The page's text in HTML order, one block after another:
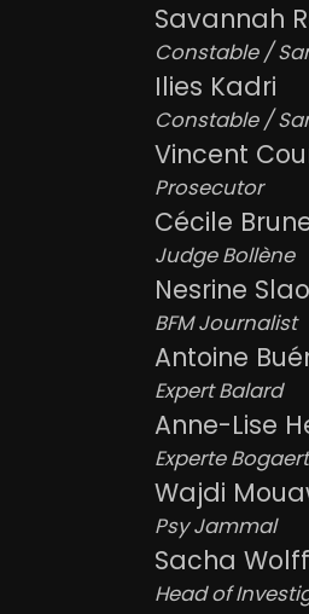
Savannah
Constable /
Ilies Kadri
Constable /
Vincent
Prosecutor
Cécile
Judge Bollène
Nesrine
BFM Journalist
Antoine
Expert Balard
Anne-Lise
Experte Bogaert
Wajdi
Psy Jammal
Sacha Wolff
Head of